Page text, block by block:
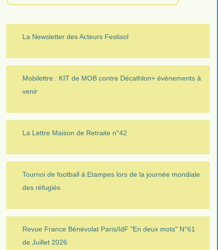
La Newsletter des Acteurs Festisol
Mobilettre : KIT de MOB contre Décathlon+ évènements à
venir
La Lettre Maison de Retraite n°42
Tournoi de football à Etampes lors de la journée mondiale
des réfugiés
Revue France Bénévolat Paris/IdF "En deux mots" N°61
de Juillet 2026